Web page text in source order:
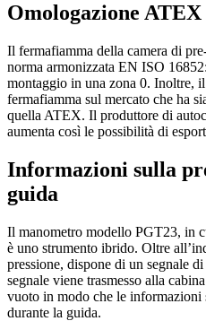
Omologazione
Il fermafiamma della camera di
norma armonizzata EN ISO
montaggio in una zona 0. Inoltre,
fermafiamma sul mercato che ha
quella ATEX. Il produttore di
aumenta così le possibilità di
Informazioni sulla
guida
Il manometro modello PGT23, in
è uno strumento ibrido. Oltre
pressione, dispone di un segnale
segnale viene trasmesso alla
vuoto in modo che le informazioni
durante la guida.